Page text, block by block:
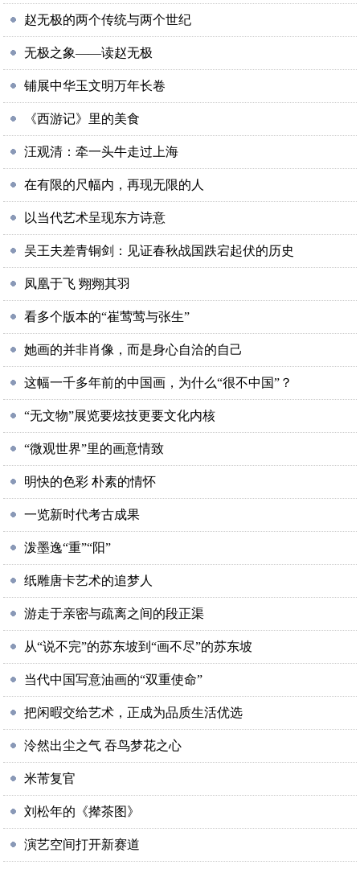
赵无极的两个传统与两个世纪
无极之象——读赵无极
铺展中华玉文明万年长卷
《西游记》里的美食
汪观清：牵一头牛走过上海
在有限的尺幅内，再现无限的人
以当代艺术呈现东方诗意
吴王夫差青铜剑：见证春秋战国跌宕起伏的历史
凤凰于飞 翙翙其羽
看多个版本的“崔莺莺与张生”
她画的并非肖像，而是身心自洽的自己
这幅一千多年前的中国画，为什么“很不中国”？
“无文物”展览要炫技更要文化内核
“微观世界”里的画意情致
明快的色彩 朴素的情怀
一览新时代考古成果
泼墨逸“重”“阳”
纸雕唐卡艺术的追梦人
游走于亲密与疏离之间的段正渠
从“说不完”的苏东坡到“画不尽”的苏东坡
当代中国写意油画的“双重使命”
把闲暇交给艺术，正成为品质生活优选
泠然出尘之气 吞鸟梦花之心
米芾复官
刘松年的《撵茶图》
演艺空间打开新赛道